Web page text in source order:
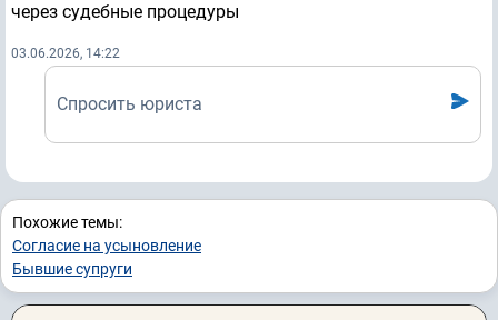
через судебные процедуры
03.06.2026, 14:22
Спросить юриста
Похожие темы:
Согласие на усыновление
Бывшие супруги